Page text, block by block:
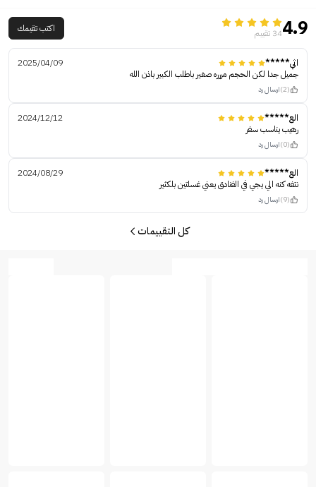
4.934 تقييم اكتب تقيمك
اثي*****
2025/04/09
جميل جدا لكن الحجم مررره صغير باطلب الكبير باذن الله
(2) ارسال رد
الع*****
2024/12/12
رهيب يناسب سفر
(0) ارسال رد
الع*****
2024/08/29
نتفه كنه الي يجي في الفنادق يعني غسلتين بلكثير
(9) ارسال رد
كل التقييمات